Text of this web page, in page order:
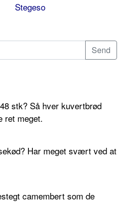
Stegeso
stk? Så hver kuvertbrød
ret meget.
Har meget svært ved at
camembert som de